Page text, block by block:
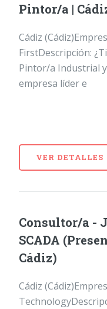
Pintor/a |
Cádiz
FirstDescripción:
Pintor/a Industrial
empresa líder e
VER DETALLES
Consultor/a -
SCADA
Cádiz)
Cádiz